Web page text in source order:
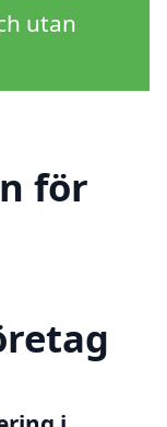
utan
för